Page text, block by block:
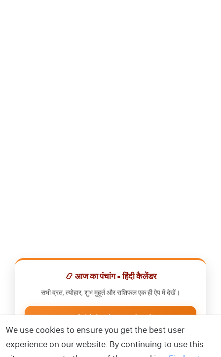
📿 आज का पंचांग • हिंदी कैलेंडर
सभी व्रत, त्योहार, शुभ मुहूर्त और राशिफल एक ही ऐप में देखें।
We use cookies to ensure you get the best user
experience on our website. By continuing to use this